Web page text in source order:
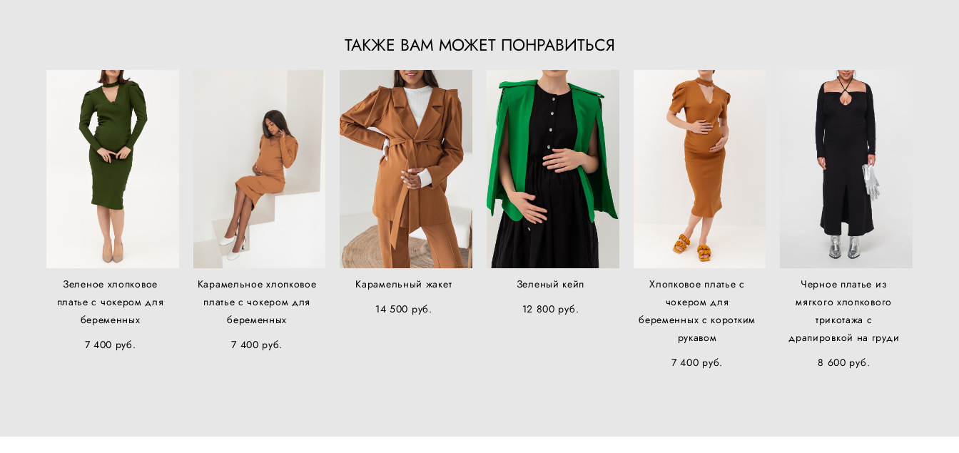
ТАКЖЕ ВАМ МОЖЕТ ПОНРАВИТЬСЯ
Зеленое хлопковое
платье с чокером для
беременных
7 400 pуб.
Карамельное хлопковое
платье с чокером для
беременных
7 400 pуб.
Карамельный жакет
14 500 pуб.
Зеленый кейп
12 800 pуб.
Хлопковое платье с
чокером для
беременных с коротким
рукавом
7 400 pуб.
Черное платье из
мягкого хлопкового
трикотажа с
драпировкой на груди
8 600 pуб.